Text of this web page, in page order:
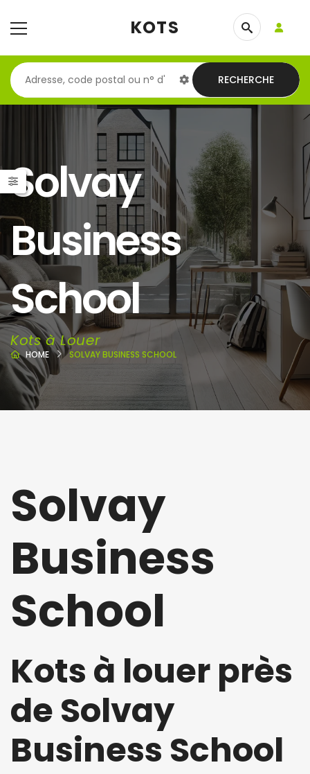
KOTS
RECHERCHE
Solvay
Business
School
Kots à Louer
HOME SOLVAY BUSINESS SCHOOL
Solvay
Business
School
Kots à louer près
de Solvay
Business School